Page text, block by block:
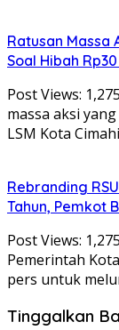
Ratusan Massa
Soal Hibah
Post Views:
massa aksi
LSM Kota
Rebranding
Tahun, Pemkot
Post Views:
Pemerintah
pers untuk
Tinggalkan